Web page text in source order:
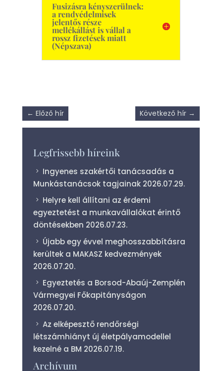
Fusizásra kényszerülnek:
a rendvédelmisek
jelentős része
mellékállást is vállal a
rossz fizetések miatt
(Népszava)
← Előző hír Következő hír →
Legfrissebb híreink
Ingyenes szakértői tanácsadás a
Munkástanácsok tagjainak 2026.07.29.
Helyre kell állítani az érdemi
egyeztetést a munkavállalókat érintő
döntésekben 2026.07.23.
Újabb egy évvel meghosszabbításra
kerültek a MAKASZ kedvezmények
2026.07.20.
Egyeztetés a Borsod-Abaúj-Zemplén
Vármegyei Főkapitányságon
2026.07.20.
Az elképesztő rendőrségi
létszámhiányt új életpályamodellel
kezelné a BM 2026.07.19.
Archívum